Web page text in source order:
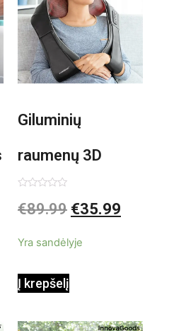
Giluminių
raumenų 3D
elektrinis
Shiatsu
0
iš
€89.99 €35.99
Yra sandėlyje
Į krepšelį